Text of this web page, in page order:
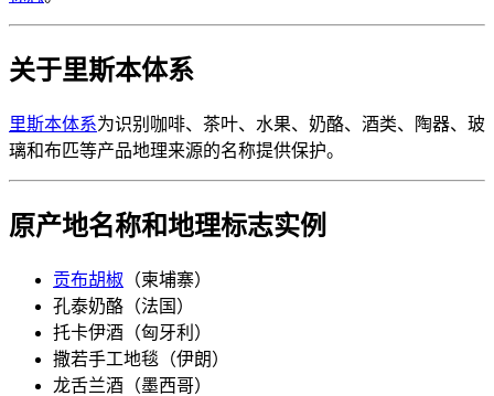
关于里斯本体系
里斯本体系​​​​​​​为识别咖啡、茶叶、水果、奶酪、酒类、陶器、玻
璃和布匹等产品地理来源的名称提供保护。
原产地名称和地理标志实例
贡布胡椒 ​​​​​​​（柬埔寨）
孔泰奶酪（法国）
托卡伊酒（匈牙利）
撒若手工地毯（伊朗）
龙舌兰酒（墨西哥）